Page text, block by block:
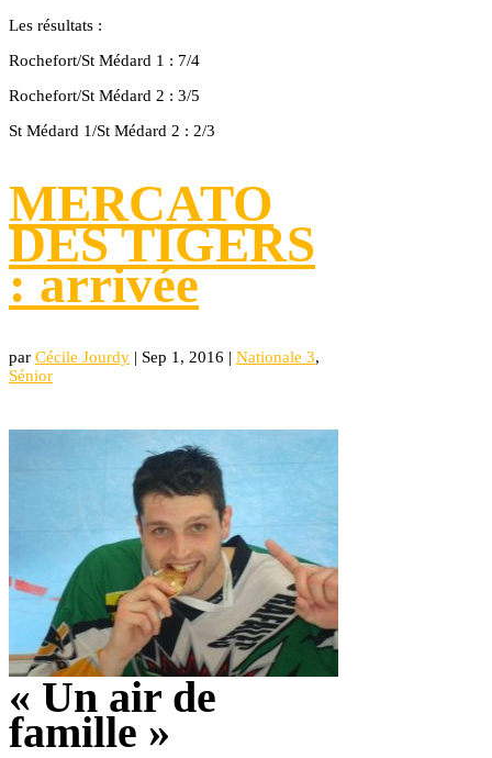
Les résultats :
Rochefort/St Médard 1 : 7/4
Rochefort/St Médard 2 : 3/5
St Médard 1/St Médard 2 : 2/3
MERCATO
DES TIGERS
: arrivée
par Cécile Jourdy | Sep 1, 2016 | Nationale 3,
Sénior
« Un air de
famille »